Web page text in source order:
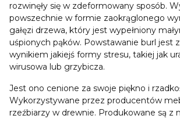
rozwinęły się w zdeformowany sposób.
powszechnie w formie zaokrąglonego
gałęzi drzewa, który jest wypełniony
uśpionych pąków. Powstawanie burl jest
wynikiem jakiejś formy stresu, takiej jak
wirusowa lub grzybicza.
Jest ono cenione za swoje piękno i
Wykorzystywane przez producentów
rzeźbiarzy w drewnie. Produkowane są z